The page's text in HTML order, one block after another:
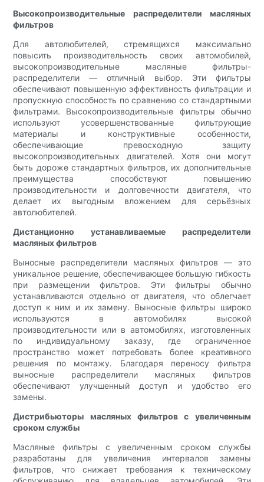
Высокопроизводительные распределители масляных
фильтров
Для автолюбителей, стремящихся максимально
повысить производительность своих автомобилей,
высокопроизводительные масляные фильтры-
распределители — отличный выбор. Эти фильтры
обеспечивают повышенную эффективность фильтрации и
пропускную способность по сравнению со стандартными
фильтрами. Высокопроизводительные фильтры обычно
используют усовершенствованные фильтрующие
материалы и конструктивные особенности,
обеспечивающие превосходную защиту
высокопроизводительных двигателей. Хотя они могут
быть дороже стандартных фильтров, их дополнительные
преимущества способствуют повышению
производительности и долговечности двигателя, что
делает их выгодным вложением для серьёзных
автолюбителей.
Дистанционно устанавливаемые распределители
масляных фильтров
Выносные распределители масляных фильтров — это
уникальное решение, обеспечивающее большую гибкость
при размещении фильтров. Эти фильтры обычно
устанавливаются отдельно от двигателя, что облегчает
доступ к ним и их замену. Выносные фильтры широко
используются в автомобилях высокой
производительности или в автомобилях, изготовленных
по индивидуальному заказу, где ограниченное
пространство может потребовать более креативного
решения по монтажу. Благодаря переносу фильтра
выносные распределители масляных фильтров
обеспечивают улучшенный доступ и удобство его
замены.
Дистрибьюторы масляных фильтров с увеличенным
сроком службы
Масляные фильтры с увеличенным сроком службы
разработаны для увеличения интервалов замены
фильтров, что снижает требования к техническому